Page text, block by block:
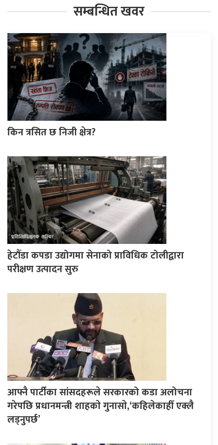
सम्बन्धित खवर
किन त्रसित छ निजी क्षेत्र?
हेटौँडा कपडा उद्योगमा सेनाको प्राविधिक टोलीद्वारा
परीक्षण उत्पादन सुरु
आफ्नै पार्टीका सांसदहरूले सरकारको कडा अलोचना
गरेपछि प्रधानमन्त्री शाहकाे गुनासाे,‘कहिलेकाहीँ एक्लै
लड्नुपर्छ’